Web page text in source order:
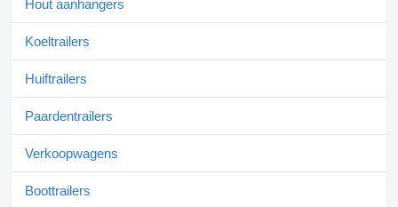
Hout aanhangers
Koeltrailers
Huiftrailers
Paardentrailers
Verkoopwagens
Boottrailers